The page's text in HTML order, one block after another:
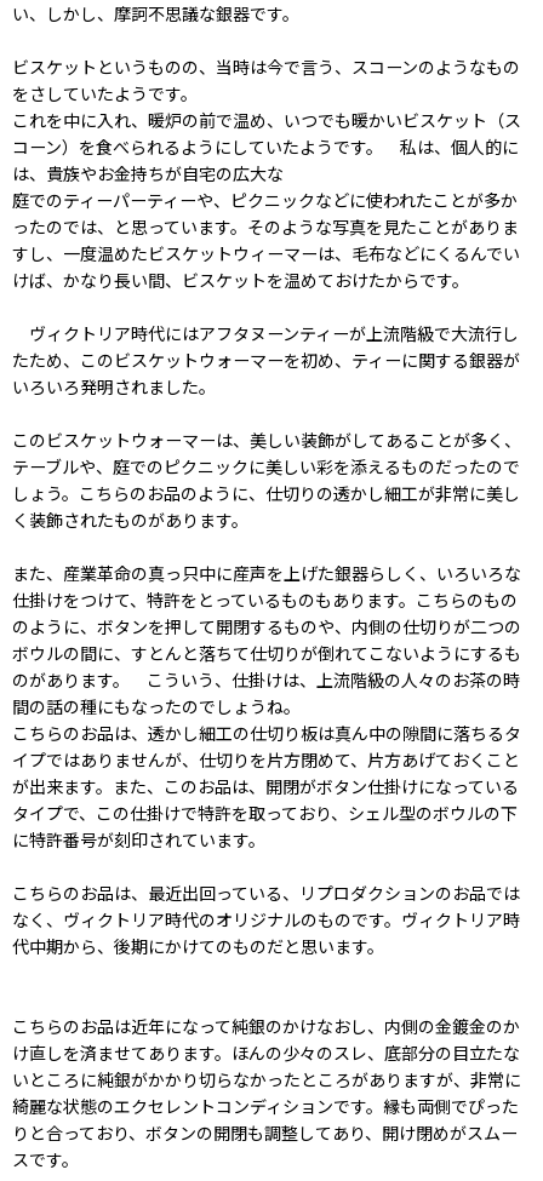
い、しかし、摩訶不思議な銀器です。
ビスケットというものの、当時は今で言う、スコーンのようなもの
をさしていたようです。
これを中に入れ、暖炉の前で温め、いつでも暖かいビスケット（ス
コーン）を食べられるようにしていたようです。 私は、個人的に
は、貴族やお金持ちが自宅の広大な
庭でのティーパーティーや、ピクニックなどに使われたことが多か
ったのでは、と思っています。そのような写真を見たことがありま
すし、一度温めたビスケットウィーマーは、毛布などにくるんでい
けば、かなり長い間、ビスケットを温めておけたからです。
ヴィクトリア時代にはアフタヌーンティーが上流階級で大流行し
たため、このビスケットウォーマーを初め、ティーに関する銀器が
いろいろ発明されました。
このビスケットウォーマーは、美しい装飾がしてあることが多く、
テーブルや、庭でのピクニックに美しい彩を添えるものだったので
しょう。こちらのお品のように、仕切りの透かし細工が非常に美し
く装飾されたものがあります。
また、産業革命の真っ只中に産声を上げた銀器らしく、いろいろな
仕掛けをつけて、特許をとっているものもあります。こちらのもの
のように、ボタンを押して開閉するものや、内側の仕切りが二つの
ボウルの間に、すとんと落ちて仕切りが倒れてこないようにするも
のがあります。 こういう、仕掛けは、上流階級の人々のお茶の時
間の話の種にもなったのでしょうね。
こちらのお品は、透かし細工の仕切り板は真ん中の隙間に落ちるタ
イプではありませんが、仕切りを片方閉めて、片方あげておくこと
が出来ます。また、このお品は、開閉がボタン仕掛けになっている
タイプで、この仕掛けで特許を取っており、シェル型のボウルの下
に特許番号が刻印されています。
こちらのお品は、最近出回っている、リプロダクションのお品では
なく、ヴィクトリア時代のオリジナルのものです。ヴィクトリア時
代中期から、後期にかけてのものだと思います。
こちらのお品は近年になって純銀のかけなおし、内側の金鍍金のか
け直しを済ませてあります。ほんの少々のスレ、底部分の目立たな
いところに純銀がかかり切らなかったところがありますが、非常に
綺麗な状態のエクセレントコンディションです。縁も両側でぴった
りと合っており、ボタンの開閉も調整してあり、開け閉めがスムー
スです。